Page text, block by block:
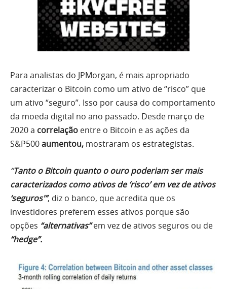
Para analistas do JPMorgan, é mais apropriado
caracterizar o Bitcoin como um ativo de “risco” que
um ativo “seguro”. Isso por causa do comportamento
da moeda digital no ano passado. Desde março de
2020 a correlação entre o Bitcoin e as ações da
S&P500aumentou, mostraram os estrategistas.
“Tantoo Bitcoin quanto o ouro poderiam ser mais
caracterizados como ativos de ‘risco’ em vez de ativos
‘seguros'”, diz o banco, que acredita que os
investidores preferem esses ativos porque são
opções “alternativas”em vez de ativos seguros ou de
“hedge”.